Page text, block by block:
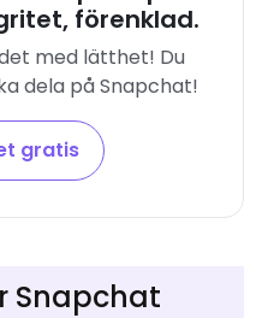
förenklad.
med lätthet! Du
dela på Snapchat!
gratis
Snapchat